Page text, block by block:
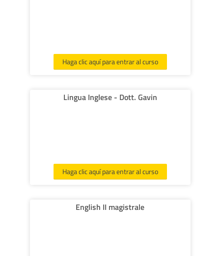
Haga clic aquí para entrar al curso
Lingua Inglese - Dott. Gavin
Haga clic aquí para entrar al curso
English II magistrale